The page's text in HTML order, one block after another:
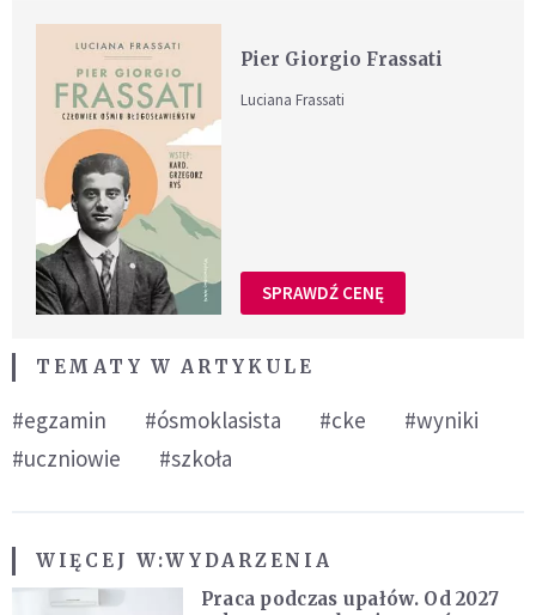
Pier Giorgio Frassati
Luciana Frassati
SPRAWDŹ CENĘ
TEMATY W ARTYKULE
#egzamin #ósmoklasista #cke
#wyniki
#uczniowie
#szkoła
WIĘCEJ W:WYDARZENIA
Praca podczas upałów. Od 2027